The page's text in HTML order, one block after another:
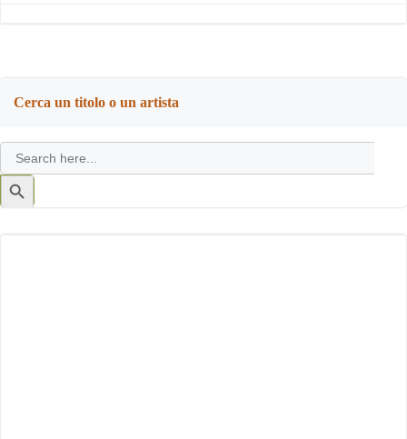
Cerca un titolo o un artista
Search
for:
Search
Button